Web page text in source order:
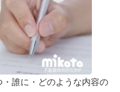
誰に・どのような内容の